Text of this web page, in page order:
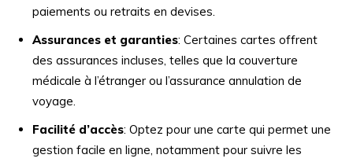
paiements ou retraits en devises.
Assurances et garanties: Certaines cartes offrent
des assurances incluses, telles que la couverture
médicale à l’étranger ou l’assurance annulation de
voyage.
Facilité d’accès: Optez pour une carte qui permet une
gestion facile en ligne, notamment pour suivre les